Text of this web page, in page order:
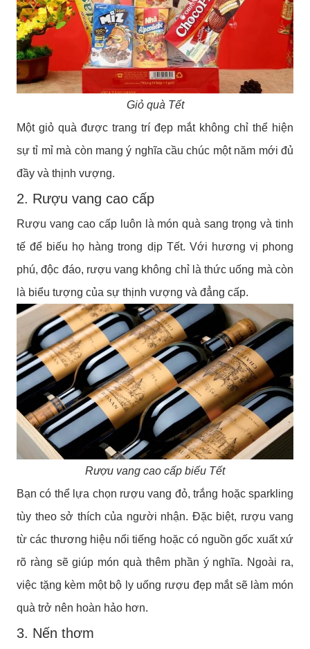
Giỏ quà Tết
Một giỏ quà được trang trí đẹp mắt không chỉ thể hiện
sự tỉ mỉ mà còn mang ý nghĩa cầu chúc một năm mới đủ
đầy và thịnh vượng.
2. Rượu vang cao cấp
Rượu vang cao cấp luôn là món quà sang trọng và tinh
tế để biếu họ hàng trong dịp Tết. Với hương vị phong
phú, độc đáo, rượu vang không chỉ là thức uống mà còn
là biểu tượng của sự thịnh vượng và đẳng cấp.
Rượu vang cao cấp biếu Tết
Bạn có thể lựa chọn rượu vang đỏ, trắng hoặc sparkling
tùy theo sở thích của người nhận. Đặc biệt, rượu vang
từ các thương hiệu nổi tiếng hoặc có nguồn gốc xuất xứ
rõ ràng sẽ giúp món quà thêm phần ý nghĩa. Ngoài ra,
việc tặng kèm một bộ ly uống rượu đẹp mắt sẽ làm món
quà trở nên hoàn hảo hơn.
3. Nến thơm